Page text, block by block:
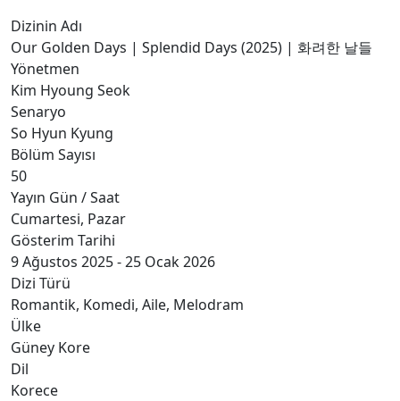
Dizinin Adı
Our Golden Days | Splendid Days (2025) | 화려한 날들
Yönetmen
Kim Hyoung Seok
Senaryo
So Hyun Kyung
Bölüm Sayısı
50
Yayın Gün / Saat
Cumartesi, Pazar
Gösterim Tarihi
9 Ağustos 2025 - 25 Ocak 2026
Dizi Türü
Romantik, Komedi, Aile, Melodram
Ülke
Güney Kore
Dil
Korece